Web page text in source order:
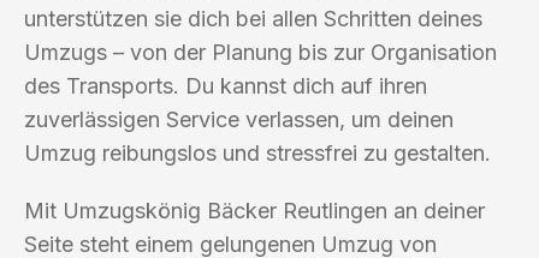
unterstützen sie dich bei allen Schritten deines
Umzugs – von der Planung bis zur Organisation
des Transports. Du kannst dich auf ihren
zuverlässigen Service verlassen, um deinen
Umzug reibungslos und stressfrei zu gestalten.
Mit Umzugskönig Bäcker Reutlingen an deiner
Seite steht einem gelungenen Umzug von